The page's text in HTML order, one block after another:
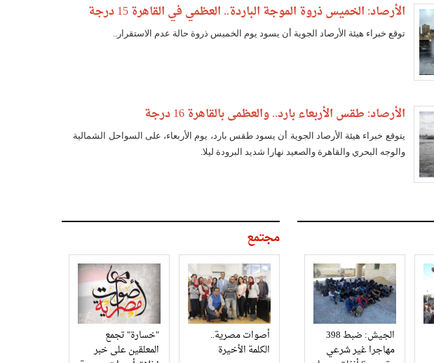
الأرصاد: الخميس ذروة الموجة الباردة.. العظمي في القاهرة 15 درجة
توقع خبراء هيئة الأرصاد الجوية أن يسود يوم الخميس ذروة حالة عدم الاستقرار..
الأرصاد: طقس الأربعاء بارد.. والعظمى بالقاهرة 16 درجة
يتوقع خبراء هيئة الأرصاد الجوية أن يسود طقس بارد، يوم الأربعاء، على السواحل الشمالية
والوجه البحري والقاهرة والصعيد نهارا شديد البرودة ليلا.
الجيش: ضبط 398
مهاجرا غير شرعي
مجتمع
أصوات مصرية..
الكلمة الأخيرة
"خسارة" تجمع
المعلقين على خبر